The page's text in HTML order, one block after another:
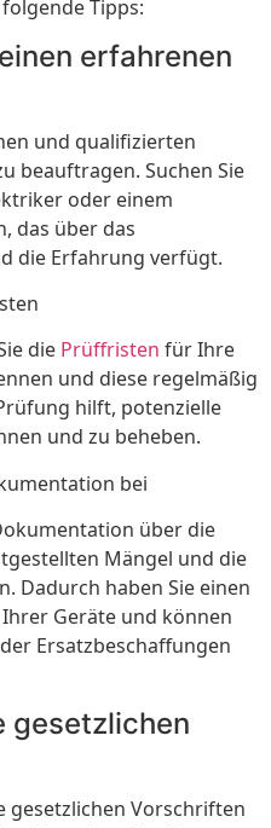
Tipps:
erfahrenen
und qualifizierten
beauftragen. Suchen Sie
oder einem
das über das
die Erfahrung verfügt.
die Prüffristen für Ihre
und diese regelmäßig
hilft, potenzielle
und zu beheben.
bei
über die
Mängel und die
Dadurch haben Sie einen
Geräte und können
Ersatzbeschaffungen
gesetzlichen
gesetzlichen Vorschriften